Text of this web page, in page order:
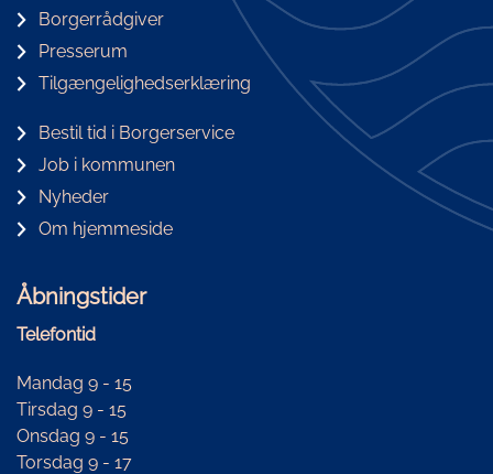
Borgerrådgiver
Presserum
Tilgængelighedserklæring
Bestil tid i Borgerservice
Job i kommunen
Nyheder
Om hjemmeside
Åbningstider
Telefontid
Mandag 9 - 15
Tirsdag 9 - 15
Onsdag 9 - 15
Torsdag 9 - 17